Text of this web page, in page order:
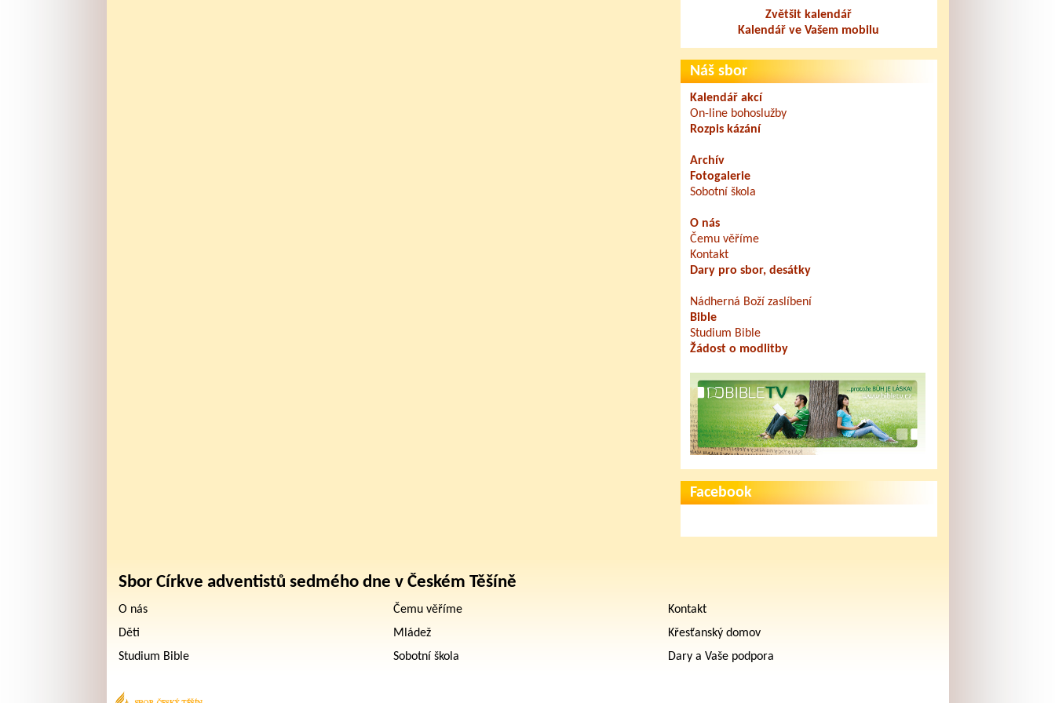
Zvětšit kalendář
Kalendář ve Vašem mobilu
Náš sbor
Kalendář akcí
On-line bohoslužby
Rozpis kázání
Archív
Fotogalerie
Sobotní škola
O nás
Čemu věříme
Kontakt
Dary pro sbor, desátky
Nádherná Boží zaslíbení
Bible
Studium Bible
Žádost o modlitby
Facebook
Sbor Církve adventistů sedmého dne v Českém Těšíně
O nás Čemu věříme
Kontakt
Děti
Mládež
Křesťanský domov
Studium Bible
Sobotní škola Dary a Vaše podpora